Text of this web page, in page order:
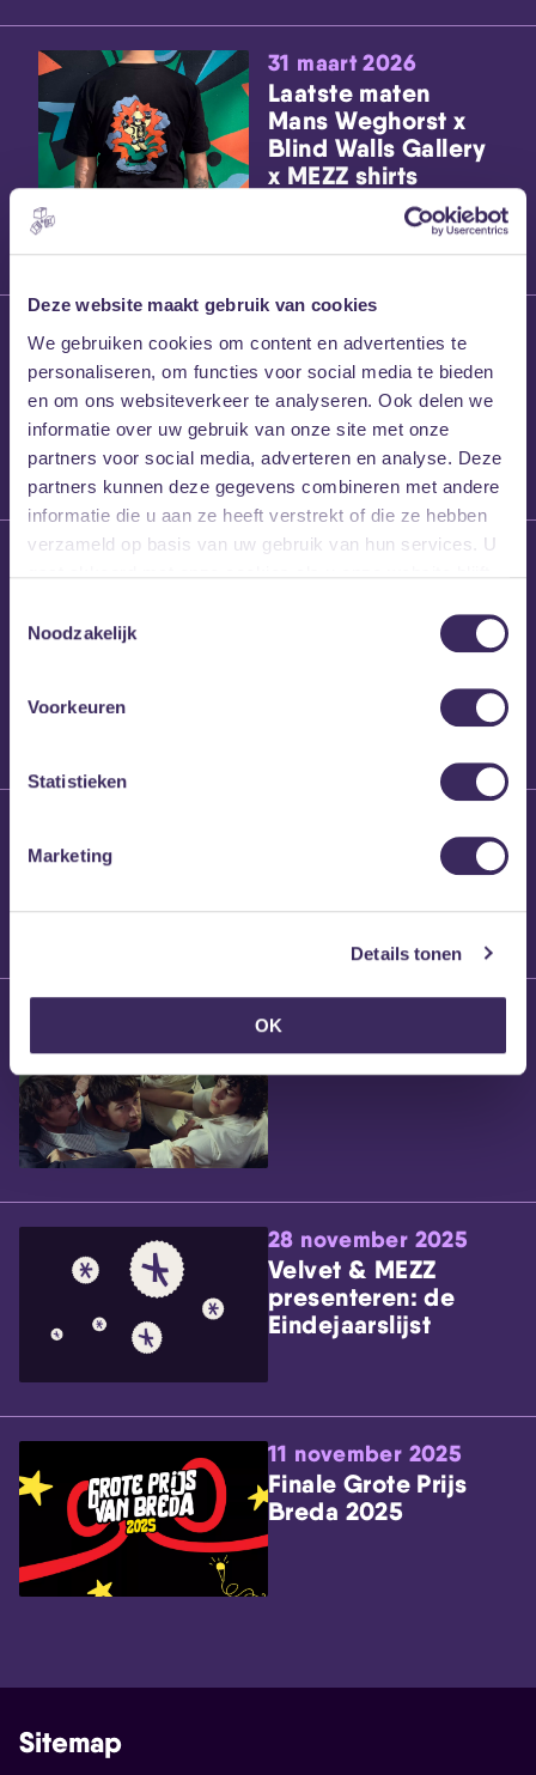
Deze website maakt gebruik van cookies
We gebruiken cookies om content en advertenties te
personaliseren, om functies voor social media te bieden
en om ons websiteverkeer te analyseren. Ook delen we
informatie over uw gebruik van onze site met onze
partners voor social media, adverteren en analyse. Deze
partners kunnen deze gegevens combineren met andere
informatie die u aan ze heeft verstrekt of die ze hebben
verzameld op basis van uw gebruik van hun services. U
Noodzakelijk
Voorkeuren
Statistieken
Marketing
Details tonen
OK
31 maart 2026
Laatste maten
Mans Weghorst x
Blind Walls Gallery
x MEZZ shirts
27 maart 2026
Willem’s Blog:
Frans Kalf
26 maart 2026
Brennt Vanneste
24 maart 2026
Willem’s Blog: Ão
28 november 2025
Velvet & MEZZ
presenteren: de
Eindejaarslijst
11 november 2025
Finale Grote Prijs
Breda 2025
Sitemap